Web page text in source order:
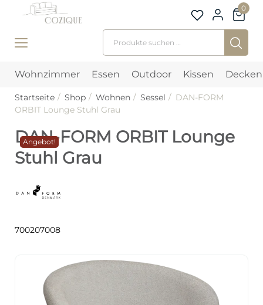
0
Suchen nach:
Wohnzimmer Essen Outdoor Kissen Decken
Startseite Shop Wohnen Sessel
DAN-FORM
ORBIT Lounge Stuhl Grau
DAN-FORM ORBIT Lounge
Stuhl Grau
700207008
Angebot!